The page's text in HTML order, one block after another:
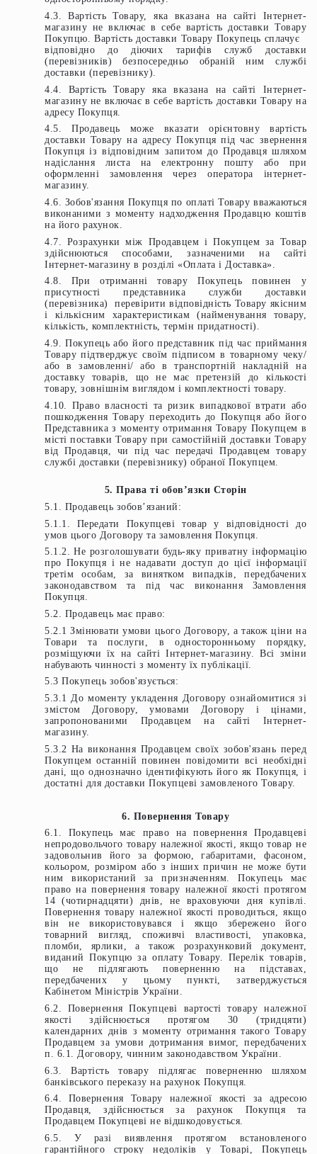
4.3. Вартість Товару, яка вказана на сайті Інтернет-
магазину не включає в себе вартість доставки Товару
Покупцю. Вартість доставки Товару Покупець сплачує
відповідно до діючих тарифів служб доставки
(перевізників) безпосередньо обраній ним службі
доставки (перевізнику).
4.4. Вартість Товару яка вказана на сайті Інтернет-
магазину не включає в себе вартість доставки Товару на
адресу Покупця.
4.5. Продавець може вказати орієнтовну вартість
доставки Товару на адресу Покупця під час звернення
Покупця із відповідним запитом до Продавця шляхом
надіслання листа на електронну пошту або при
оформленні замовлення через оператора інтернет-
магазину.
4.6. Зобов'язання Покупця по оплаті Товару вважаються
виконаними з моменту надходження Продавцю коштів
на його рахунок.
4.7. Розрахунки між Продавцем і Покупцем за Товар
здійснюються способами, зазначеними на сайті
Інтернет-магазину в розділі «Оплата і Доставка».
4.8. При отриманні товару Покупець повинен у
присутності представника служби доставки
(перевізника) перевірити відповідність Товару якісним
і кількісним характеристикам (найменування товару,
кількість, комплектність, термін придатності).
4.9. Покупець або його представник під час приймання
Товару підтверджує своїм підписом в товарному чеку/
або в замовленні/ або в транспортній накладній на
доставку товарів, що не має претензій до кількості
товару, зовнішнім виглядом і комплектності товару.
4.10. Право власності та ризик випадкової втрати або
пошкодження Товару переходить до Покупця або його
Представника з моменту отримання Товару Покупцем в
місті поставки Товару при самостійній доставки Товару
від Продавця, чи під час передачі Продавцем товару
службі доставки (перевізнику) обраної Покупцем.
5. Права ті обов’язки Сторін
5.1. Продавець зобов’язаний:
5.1.1. Передати Покупцеві товар у відповідності до
умов цього Договору та замовлення Покупця.
5.1.2. Не розголошувати будь-яку приватну інформацію
про Покупця і не надавати доступ до цієї інформації
третім особам, за винятком випадків, передбачених
законодавством та під час виконання Замовлення
Покупця.
5.2. Продавець має право:
5.2.1 Змінювати умови цього Договору, а також ціни на
Товари та послуги, в односторонньому порядку,
розміщуючи їх на сайті Інтернет-магазину. Всі зміни
набувають чинності з моменту їх публікації.
5.3 Покупець зобов'язується:
5.3.1 До моменту укладення Договору ознайомитися зі
змістом Договору, умовами Договору і цінами,
запропонованими Продавцем на сайті Інтернет-
магазину.
5.3.2 На виконання Продавцем своїх зобов'язань перед
Покупцем останній повинен повідомити всі необхідні
дані, що однозначно ідентифікують його як Покупця, і
достатні для доставки Покупцеві замовленого Товару.
6. Повернення Товару
6.1. Покупець має право на повернення Продавцеві
непродовольчого товару належної якості, якщо товар не
задовольнив його за формою, габаритами, фасоном,
кольором, розміром або з інших причин не може бути
ним використаний за призначенням. Покупець має
право на повернення товару належної якості протягом
14 (чотирнадцяти) днів, не враховуючи дня купівлі.
Повернення товару належної якості проводиться, якщо
він не використовувався і якщо збережено його
товарний вигляд, споживчі властивості, упаковка,
пломби, ярлики, а також розрахунковий документ,
виданий Покупцю за оплату Товару. Перелік товарів,
що не підлягають поверненню на підставах,
передбачених у цьому пункті, затверджується
Кабінетом Міністрів України.
6.2. Повернення Покупцеві вартості товару належної
якості здійснюється протягом 30 (тридцяти)
календарних днів з моменту отримання такого Товару
Продавцем за умови дотримання вимог, передбачених
п. 6.1. Договору, чинним законодавством України.
6.3. Вартість товару підлягає поверненню шляхом
банківського переказу на рахунок Покупця.
6.4. Повернення Товару належної якості за адресою
Продавця, здійснюється за рахунок Покупця та
Продавцем Покупцеві не відшкодовується.
6.5. У разі виявлення протягом встановленого
гарантійного строку недоліків у Товарі, Покупець